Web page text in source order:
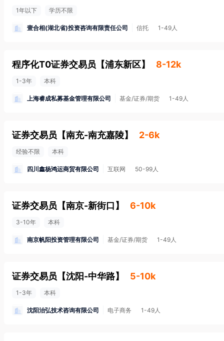
1年以下 学历不限
壹合相(湖北省)投资咨询有限责任公司 信托 1-49人
程序化T0证券交易员 【浦东新区】 8-12k
1-3年 本科
上海睿成私募基金管理有限公司 基金/证券/期货 1-49人
证券交易员 【南充-南充嘉陵】 2-6k
经验不限 本科
四川鑫杨鸿运商贸有限公司 互联网 50-99人
证券交易员 【南京-新街口 】 6-10k
3-10年 本科
南京帆阳投资管理有限公司 基金/证券/期货 1-49人
证券交易员 【沈阳-中华路】 5-10k
1-3年 本科
沈阳治弘技术咨询有限公司 电子商务 1-49人